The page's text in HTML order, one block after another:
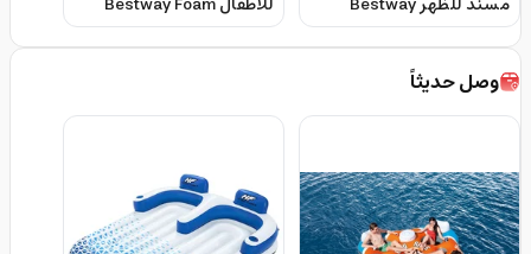
LOUNGE DESIGNER
FASHION
noodles for swimming
وصل حديثاً